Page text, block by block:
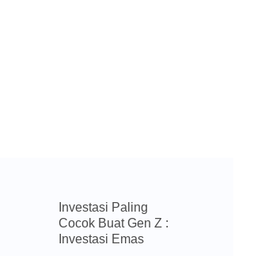
Investasi Paling
Cocok Buat Gen Z :
Investasi Emas